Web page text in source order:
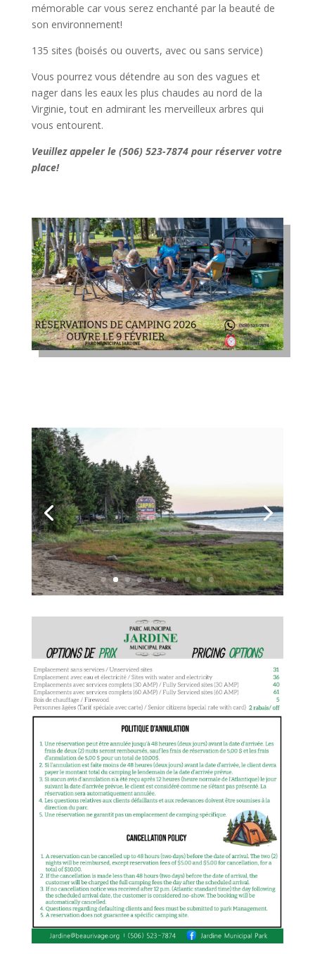
mémorable car vous serez enchanté par la beauté de
son environnement!
135 sites (boisés ou ouverts, avec ou sans service)
Vous pourrez vous détendre au son des vagues et
nager dans les eaux les plus chaudes au nord de la
Virginie, tout en admirant les merveilleux arbres qui
vous entourent.
Veuillez appeler le (506) 523-7874 pour réserver votre
place!